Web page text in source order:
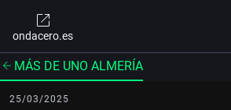
ondacero.es
MÁS DE UNO ALMERÍA
25/03/2025